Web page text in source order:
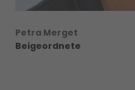
Petra Merget
Beigeordnete